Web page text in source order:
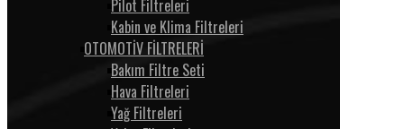
Pilot Filtreleri
Kabin ve Klima Filtreleri
OTOMOTİV FİLTRELERİ
Bakım Filtre Seti
Hava Filtreleri
Yağ Filtreleri